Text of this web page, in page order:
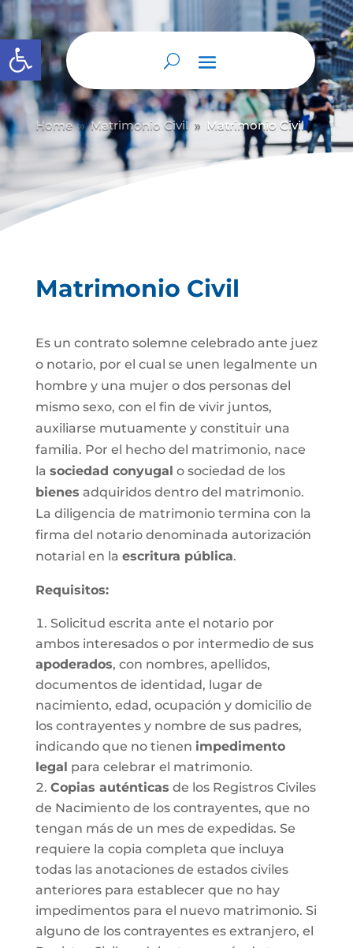
Abrir barra de herramientas
Home 9 Matrimonio Civil 9 Matrimonio Civil
Matrimonio Civil
Es un contrato solemne celebrado ante juez
o notario, por el cual se unen legalmente un
hombre y una mujer o dos personas del
mismo sexo, con el fin de vivir juntos,
auxiliarse mutuamente y constituir una
familia. Por el hecho del matrimonio, nace
la sociedad conyugal o sociedad de los
bienes adquiridos dentro del matrimonio.
La diligencia de matrimonio termina con la
firma del notario denominada autorización
notarial en la escritura pública.
Requisitos:
Solicitud escrita ante el notario por
ambos interesados o por intermedio de sus
apoderados, con nombres, apellidos,
documentos de identidad, lugar de
nacimiento, edad, ocupación y domicilio de
los contrayentes y nombre de sus padres,
indicando que no tienen impedimento
legal para celebrar el matrimonio.
Copias auténticas de los Registros Civiles
de Nacimiento de los contrayentes, que no
tengan más de un mes de expedidas. Se
requiere la copia completa que incluya
todas las anotaciones de estados civiles
anteriores para establecer que no hay
impedimentos para el nuevo matrimonio. Si
alguno de los contrayentes es extranjero, el